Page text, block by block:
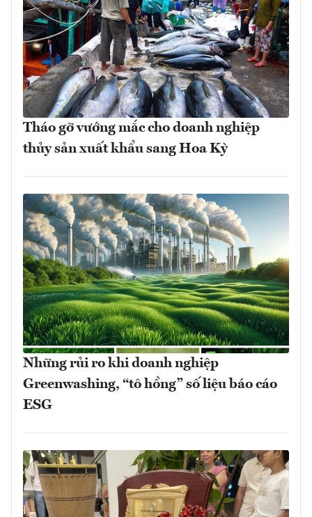
Tháo gỡ vướng mắc cho doanh nghiệp
thủy sản xuất khẩu sang Hoa Kỳ
Những rủi ro khi doanh nghiệp
Greenwashing, “tô hồng” số liệu báo cáo
ESG